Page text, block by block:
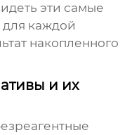
эти самые
каждой
накопленного
и их